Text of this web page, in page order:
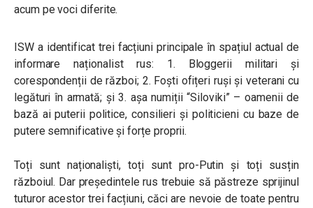
acum pe voci diferite.
ISW a identificat trei facțiuni principale în spațiul actual de
informare naționalist rus: 1. Bloggerii militari și
corespondenții de război; 2. Foști ofițeri ruși și veterani cu
legături în armată; și 3. așa numiții “Siloviki” – oamenii de
bază ai puterii politice, consilieri și politicieni cu baze de
putere semnificative și forțe proprii.
Toți sunt naționaliști, toți sunt pro-Putin și toți susțin
războiul. Dar președintele rus trebuie să păstreze sprijinul
tuturor acestor trei facțiuni, căci are nevoie de toate pentru